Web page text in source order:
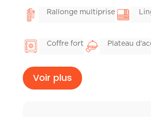
Rallonge multiprise
Coffre fort Plateau
Wifi fibre
Voir plus